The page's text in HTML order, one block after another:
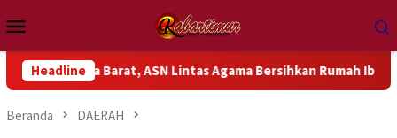
ke
kontenMobile
Headline
Barat, ASN Lintas Agama Bersihkan Rumah Ibadah
Beranda DAERAH